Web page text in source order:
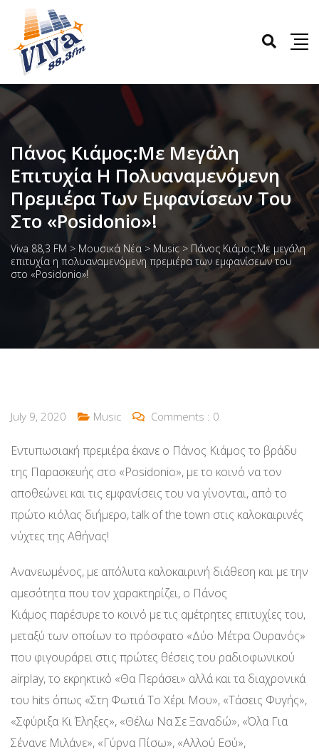
Πάνος Κιάμος:Με Μεγάλη
Επιτυχία Η Πολυαναμενόμενη
Πρεμιέρα Των Εμφανίσεων Του
Στο «Posidonio»!
Viva 88,3 FM > Μουσικά Νέα > Music > Πάνος Κιάμος:Με μεγάλη
επιτυχία η πολυαναμενόμενη πρεμιέρα των εμφανίσεων του
στο «Posidonio»!
July 9, 2020 Music Comments : 0
Εντυπωσιακή πρεμιέρα έκανε ο Πάνος Κιάμος το βράδυ
της Παρασκευής στο «Posidonio», με το κοινό να τον
αποθεώνει και τις εμφανίσεις του να γίνονται, από το
πρώτο κιόλας διήμερο, talk of the town στις καλοκαιρινές
νύχτες της Αθήνας!
Ανανεωμένος, με απόλυτα καλοκαιρινή διάθεση και με την
αμεσότητα που τον χαρακτηρίζει, ο Πάνος
Κιάμος παρέσυρε το κοινό με τις αμέτρητες επιτυχίες του,
μεταξύ των οποίων το πρόσφατο «Δύο Μέτρα Ουρανός»
που φιγουράρει στις πρώτες θέσεις του ραδιοφωνικού
airplay, το εκρηκτικό «Θα Περάσει» αλλά και τα διαχρονικά
του hits όπως «Στη Φωτιά Το Χέρι Μου», «Τάσεις Φυγής»,
«Σφύριξα Κι Έληξες», «Θέλω Να Σε Ξαναδώ», «Όλα Για
Σένανε Μιλάνε», «Γύρνα Πίσω», «Αλλού Εσύ»,